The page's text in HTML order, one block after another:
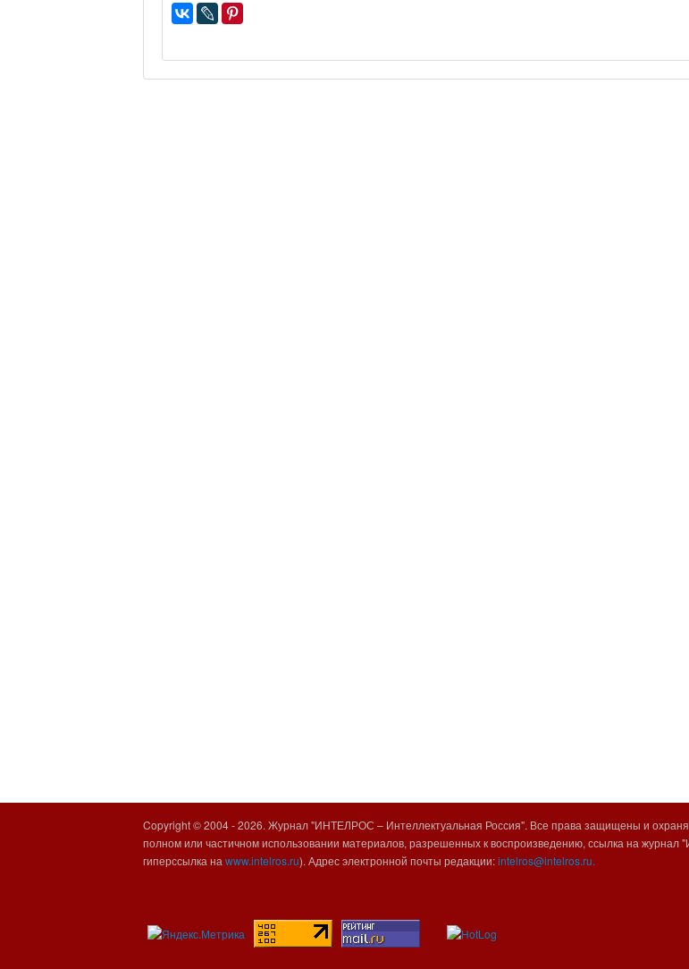
Copyright © 2004 -2026. Журнал "ИНТЕЛРОС – Интеллектуальная Россия". Все права защищены и
полном или частичном использовании материалов, разрешенных к воспроизведению, ссылка на
гиперссылка на www.intelros.ru). Адрес электронной почты редакции:intelros@intelros.ru.